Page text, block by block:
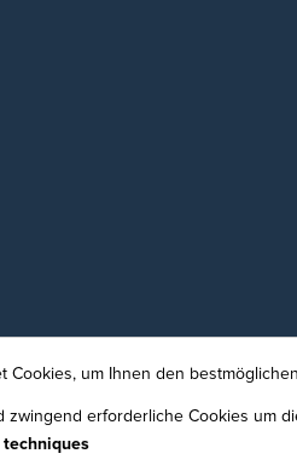
Cookies, um Ihnen den
zwingend erforderliche Cookies